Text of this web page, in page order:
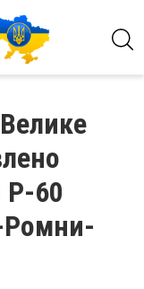
Р-60
Ромни-